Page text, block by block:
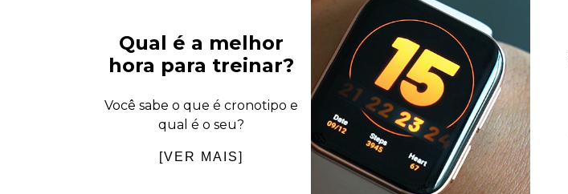
Qual é a melhor
hora para treinar?
Você sabe o que é cronotipo e
qual é o seu?
[VER MAIS]